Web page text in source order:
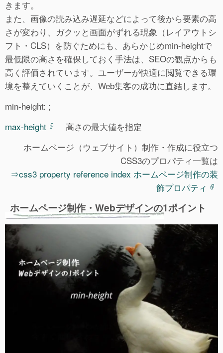
きます。
また、画像の読み込み遅延などによって後から要素の高
さが変わり、ガクッと画面がずれる現象（レイアウトシ
フト・CLS）を防ぐためにも、あらかじめmin-heightで
最低限の高さを確保しておく手法は、SEOの観点からも
高く評価されています。ユーザーが快適に閲覧できる環
境を整えていくことが、Web集客の成功に直結します。
min-height: ;
max-height
高さの最大値を指定
ホームページ（ウェブサイト）制作・作成に役立つ
CSS3のプロパティ一覧は
⇒css3 property reference index ホームページ制作の装
飾プロパティ
ホームページ制作・Webデザインの1ポイント